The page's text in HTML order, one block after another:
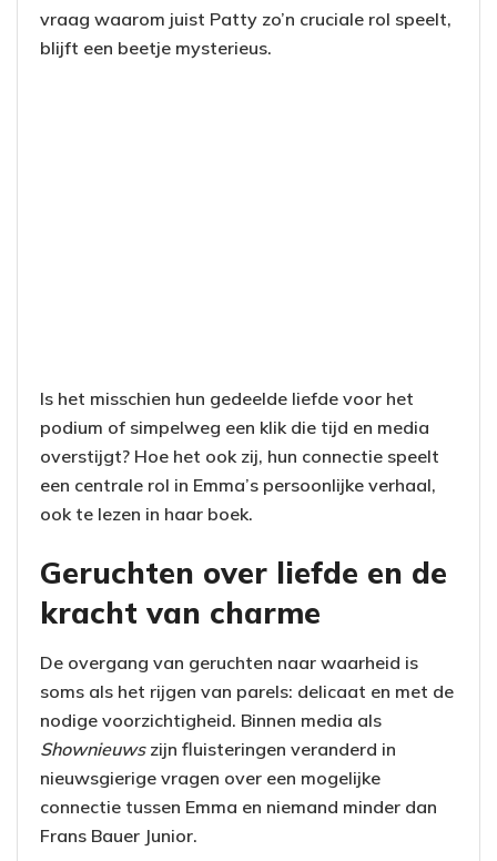
vraag waarom juist Patty zo’n cruciale rol speelt,
blijft een beetje mysterieus.
Is het misschien hun gedeelde liefde voor het
podium of simpelweg een klik die tijd en media
overstijgt? Hoe het ook zij, hun connectie speelt
een centrale rol in Emma’s persoonlijke verhaal,
ook te lezen in haar boek.
Geruchten over liefde en de
kracht van charme
De overgang van geruchten naar waarheid is
soms als het rijgen van parels: delicaat en met de
nodige voorzichtigheid. Binnen media als
Shownieuwszijn fluisteringen veranderd in
nieuwsgierige vragen over een mogelijke
connectie tussen Emma en niemand minder dan
Frans Bauer Junior.